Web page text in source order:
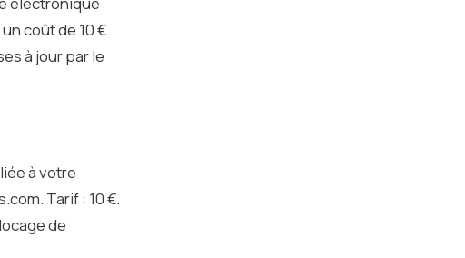
coût de 10 €.
à jour par le
à votre
Tarif : 10 €.
de